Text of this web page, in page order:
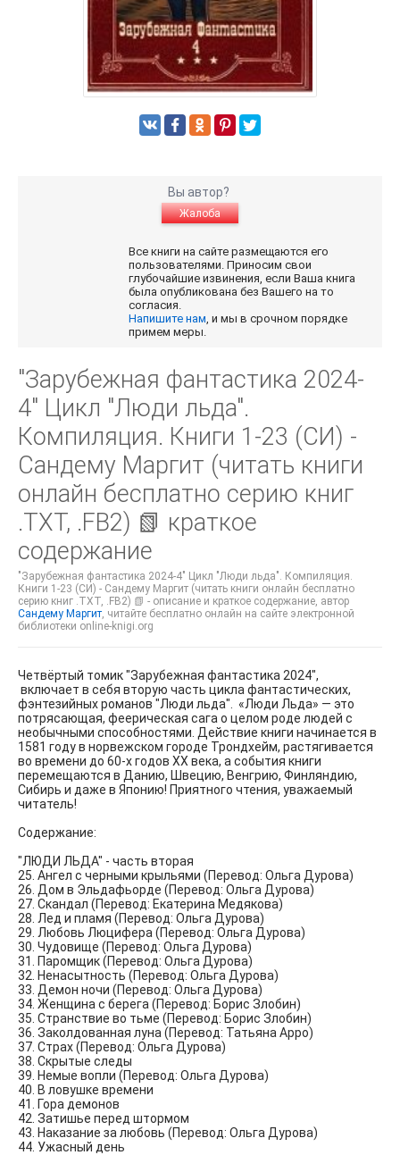
Вы автор?
Жалоба
Все книги на сайте размещаются его
пользователями. Приносим свои
глубочайшие извинения, если Ваша книга
была опубликована без Вашего на то
согласия.
Напишите нам , и мы в срочном порядке
примем меры.
"Зарубежная фантастика 2024-
4" Цикл "Люди льда".
Компиляция. Книги 1-23 (СИ) -
Сандему Маргит (читать книги
онлайн бесплатно серию книг
.TXT, .FB2) 📗 краткое
содержание
"Зарубежная фантастика 2024-4" Цикл "Люди льда". Компиляция.
Книги 1-23 (СИ) - Сандему Маргит (читать книги онлайн бесплатно
серию книг .TXT, .FB2) 📗 - описание и краткое содержание, автор
Сандему Маргит , читайте бесплатно онлайн на сайте электронной
библиотеки online-knigi.org
Четвёртый томик "Зарубежная фантастика 2024",
включает в себя вторую часть цикла фантастических,
фэнтезийных романов "Люди льда". «Люди Льда» — это
потрясающая, феерическая сага о целом роде людей с
необычными способностями. Действие книги начинается в
1581 году в норвежском городе Трондхейм, растягивается
во времени до 60-х годов ХХ века, а события книги
перемещаются в Данию, Швецию, Венгрию, Финляндию,
Сибирь и даже в Японию! Приятного чтения, уважаемый
читатель!
Содержание:
"ЛЮДИ ЛЬДА" - часть вторая
25. Ангел с черными крыльями (Перевод: Ольга Дурова)
26. Дом в Эльдафьорде (Перевод: Ольга Дурова)
27. Скандал (Перевод: Екатерина Медякова)
28. Лед и пламя (Перевод: Ольга Дурова)
29. Любовь Люцифера (Перевод: Ольга Дурова)
30. Чудовище (Перевод: Ольга Дурова)
31. Паромщик (Перевод: Ольга Дурова)
32. Ненасытность (Перевод: Ольга Дурова)
33. Демон ночи (Перевод: Ольга Дурова)
34. Женщина с берега (Перевод: Борис Злобин)
35. Странствие во тьме (Перевод: Борис Злобин)
36. Заколдованная луна (Перевод: Татьяна Арро)
37. Страх (Перевод: Ольга Дурова)
38. Скрытые следы
39. Немые вопли (Перевод: Ольга Дурова)
40. В ловушке времени
41. Гора демонов
42. Затишье перед штормом
43. Наказание за любовь (Перевод: Ольга Дурова)
44. Ужасный день